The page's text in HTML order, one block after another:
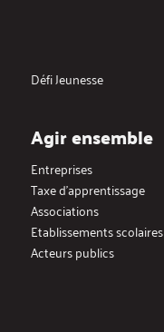
Défi Jeunesse
Agir ensemble
Entreprises
Taxe d’apprentissage
Associations
Etablissements scolaires
Acteurs publics